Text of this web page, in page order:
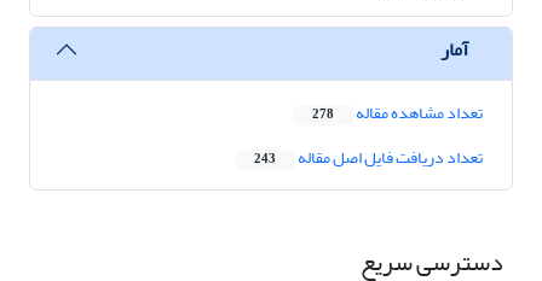
آمار
تعداد مشاهده مقاله 278
تعداد دریافت فایل اصل مقاله 243
دسترسی سریع